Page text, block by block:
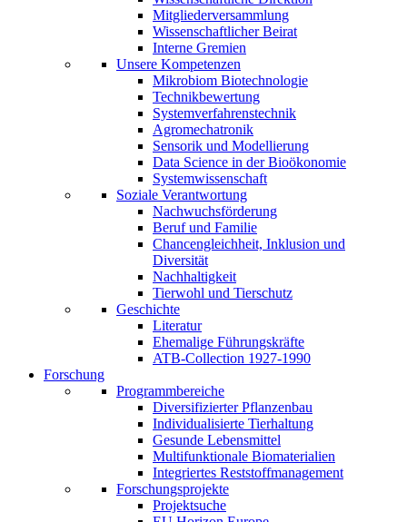
Mitgliederversammlung
Wissenschaftlicher Beirat
Interne Gremien
Unsere Kompetenzen
Mikrobiom Biotechnologie
Technikbewertung
Systemverfahrenstechnik
Agromechatronik
Sensorik und Modellierung
Data Science in der Bioökonomie
Systemwissenschaft
Soziale Verantwortung
Nachwuchsförderung
Beruf und Familie
Chancengleichheit, Inklusion und
Diversität
Nachhaltigkeit
Tierwohl und Tierschutz
Geschichte
Literatur
Ehemalige Führungskräfte
ATB-Collection 1927-1990
Forschung
Programmbereiche
Diversifizierter Pflanzenbau
Individualisierte Tierhaltung
Gesunde Lebensmittel
Multifunktionale Biomaterialien
Integriertes Reststoffmanagement
Forschungsprojekte
Projektsuche